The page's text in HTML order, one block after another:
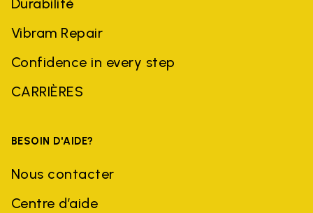
Durabilité
Vibram Repair
Confidence in every step
CARRIÈRES
BESOIN D'AIDE?
Nous contacter
Centre d’aide